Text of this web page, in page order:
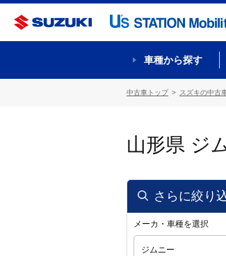
車種から探す
中古車トップ スズキの中古
山形県 ジ
さらに絞り
メーカ・車種を選択
ジムニー